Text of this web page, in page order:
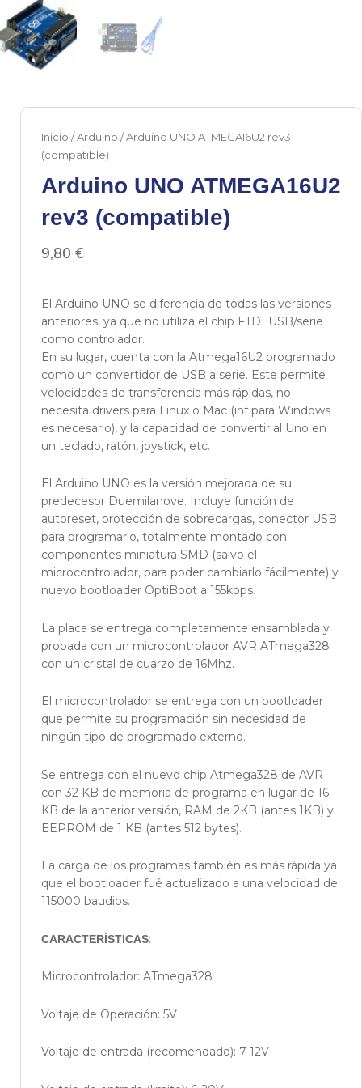
Inicio /Arduino / Arduino UNO ATMEGA16U2 rev3
(compatible)
Arduino UNO ATMEGA16U2
rev3 (compatible)
9,80 €
El Arduino UNO se diferencia de todas las versiones
anteriores, ya que no utiliza el chip FTDI USB/serie
como controlador.
En su lugar, cuenta con la Atmega16U2 programado
como un convertidor de USB a serie. Este permite
velocidades de transferencia más rápidas, no
necesita drivers para Linux o Mac (inf para Windows
es necesario), y la capacidad de convertir al Uno en
un teclado, ratón, joystick, etc.
El Arduino UNO es la versión mejorada de su
predecesor Duemilanove. Incluye función de
autoreset, protección de sobrecargas, conector USB
para programarlo, totalmente montado con
componentes miniatura SMD (salvo el
microcontrolador, para poder cambiarlo fácilmente) y
nuevo bootloader OptiBoot a 155kbps.
La placa se entrega completamente ensamblada y
probada con un microcontrolador AVR ATmega328
con un cristal de cuarzo de 16Mhz.
El microcontrolador se entrega con un bootloader
que permite su programación sin necesidad de
ningún tipo de programado externo.
Se entrega con el nuevo chip Atmega328 de AVR
con 32 KB de memoria de programa en lugar de 16
KB de la anterior versión, RAM de 2KB (antes 1KB) y
EEPROM de 1 KB (antes 512 bytes).
La carga de los programas también es más rápida ya
que el bootloader fué actualizado a una velocidad de
115000 baudios.
CARACTERÍSTICAS:
Microcontrolador: ATmega328
Voltaje de Operación: 5V
Voltaje de entrada (recomendado): 7-12V